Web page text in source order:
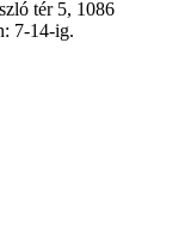
tér 5, 1086
7-14-ig.